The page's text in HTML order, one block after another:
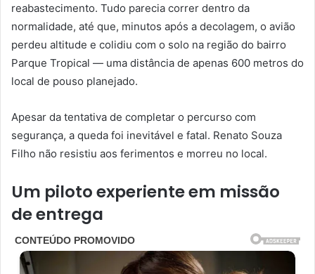
reabastecimento. Tudo parecia correr dentro da
normalidade, até que, minutos após a decolagem, o avião
perdeu altitude e colidiu com o solo na região do bairro
Parque Tropical — uma distância de apenas 600 metros do
local de pouso planejado.
Apesar da tentativa de completar o percurso com
segurança, a queda foi inevitável e fatal. Renato Souza
Filho não resistiu aos ferimentos e morreu no local.
Um piloto experiente em missão
de entrega